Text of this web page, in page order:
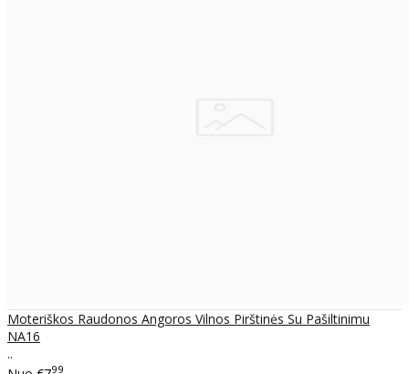
Moteriškos Raudonos Angoros Vilnos Pirštinės Su Pašiltinimu
NA16
..
99